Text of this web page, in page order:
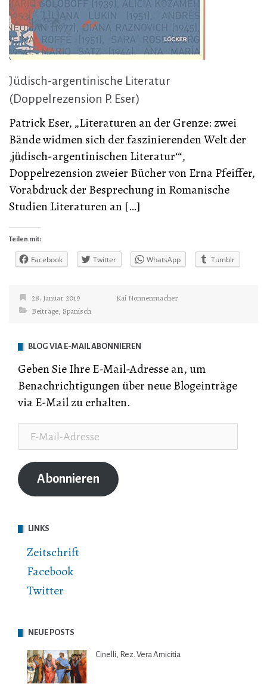
Jüdisch-argentinische Literatur
(Doppelrezension P. Eser)
Patrick Eser, „Literaturen an der Grenze: zwei
Bände widmen sich der faszinierenden Welt der
‚jüdisch-argentinischen Literatur‘“,
Doppelrezension zweier Bücher von Erna Pfeiffer,
Vorabdruck der Besprechung in Romanische
Studien Literaturen an […]
Teilen mit:
Facebook Twitter WhatsApp Tumblr
28. Januar 2019
Kai Nonnenmacher
Beiträge, Spanisch
BLOG VIA E-MAIL ABONNIEREN
Geben Sie Ihre E-Mail-Adresse an, um
Benachrichtigungen über neue Blogeinträge
via E-Mail zu erhalten.
Mail-
Adresse
Abonnieren
LINKS
Zeitschrift
Facebook
Twitter
NEUE POSTS
Cinelli, Rez. Vera Amicitia